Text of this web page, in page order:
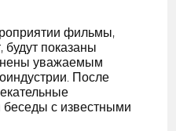
фильмы,
показаны
уважаемым
После
беседы с известными